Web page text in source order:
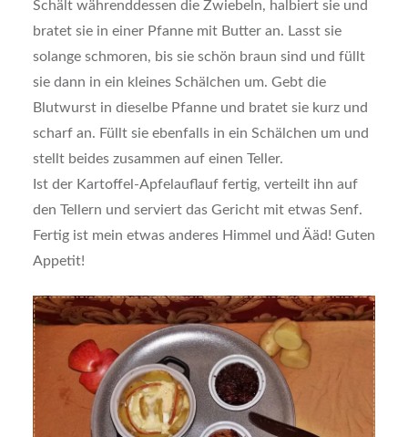
Schält währenddessen die Zwiebeln, halbiert sie und
bratet sie in einer Pfanne mit Butter an. Lasst sie
solange schmoren, bis sie schön braun sind und füllt
sie dann in ein kleines Schälchen um. Gebt die
Blutwurst in dieselbe Pfanne und bratet sie kurz und
scharf an. Füllt sie ebenfalls in ein Schälchen um und
stellt beides zusammen auf einen Teller.
Ist der Kartoffel-Apfelauflauf fertig, verteilt ihn auf
den Tellern und serviert das Gericht mit etwas Senf.
Fertig ist mein etwas anderes Himmel und Ääd! Guten
Appetit!